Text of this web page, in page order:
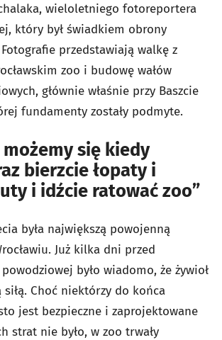
wieloletniego fotoreportera
który był świadkiem obrony
przedstawiają walkę z
zoo i budowę wałów
głównie właśnie przy Baszcie
fundamenty zostały podmyte.
się kiedy
bierzcie łopaty i
i idźcie ratować zoo”
była największą powojenną
Już kilka dni przed
było wiadomo, że żywioł
siłą. Choć niektórzy do końca
jest bezpieczne i zaprojektowane
strat nie było, w zoo trwały